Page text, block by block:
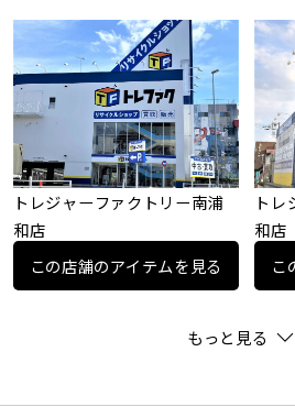
トレジャーファクトリー南浦
和店
この店舗のアイテムを見る
トレ
和店
こ
もっと見る